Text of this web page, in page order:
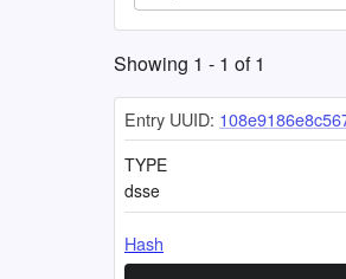
Showing 1 - 1 of1
Entry UUID:
TYPE
dsse
Hash